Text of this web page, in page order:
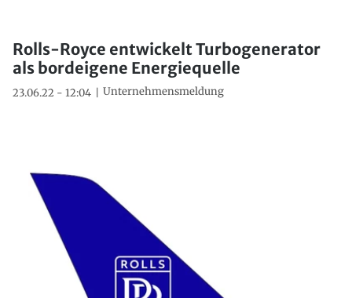
Rolls-Royce entwickelt Turbogenerator
als bordeigene Energiequelle
23.06.22 - 12:04 Unternehmensmeldung